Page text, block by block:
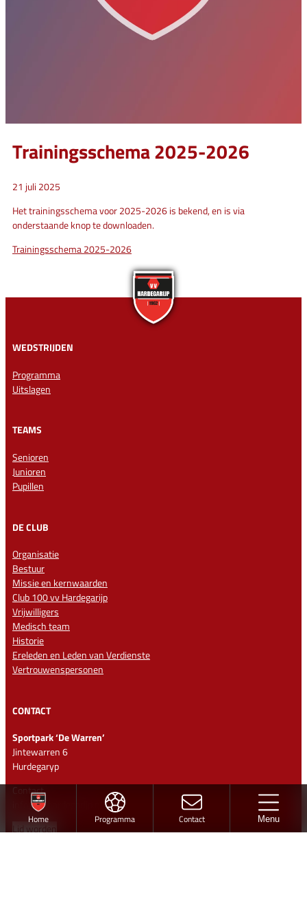
Home Programma Contact Menu
Trainingsschema 2025-2026
21 juli 2025
Het trainingsschema voor 2025-2026 is bekend, en is via
onderstaande knop te downloaden.
Trainingsschema 2025-2026
WEDSTRIJDEN
Programma
Uitslagen
TEAMS
Senioren
Junioren
Pupillen
DE CLUB
Organisatie
Bestuur
Missie en kernwaarden
Club 100 vv Hardegarijp
Vrijwilligers
Medisch team
Historie
Ereleden en Leden van Verdienste
Vertrouwenspersonen
CONTACT
Sportpark ‘De Warren’
Jintewarren 6
Hurdegaryp
Contact
info@vvhardegarijp.nl
Lid worden